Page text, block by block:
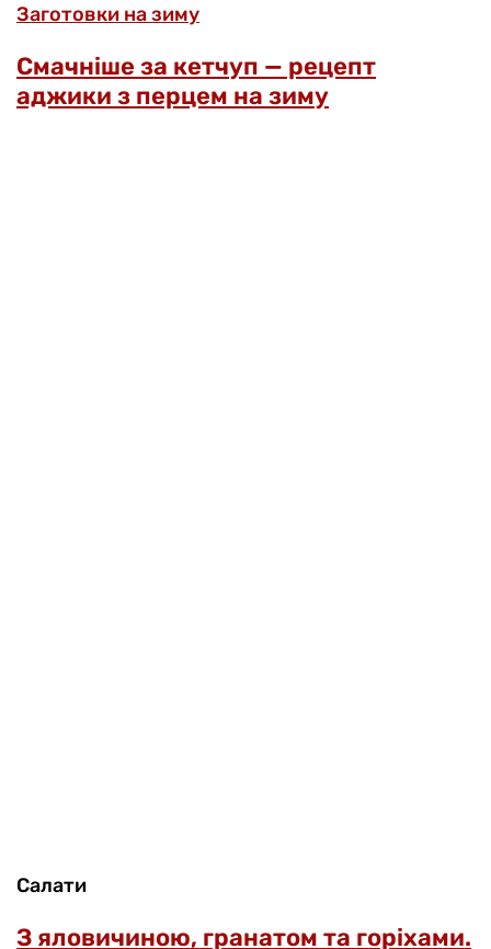
Заготовки на зиму
Смачніше за кетчуп — рецепт
аджики з перцем на зиму
Салати
З яловичиною, гранатом та горіхами.